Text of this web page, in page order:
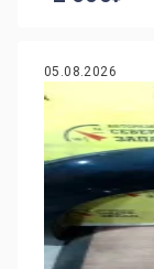
05.08.2026